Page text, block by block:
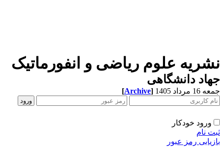
علوم ریاضی و انفورماتیک
دانشگاهی
مرداد 1405 [Archive]
ورود خودکار
نام
رمز عبور